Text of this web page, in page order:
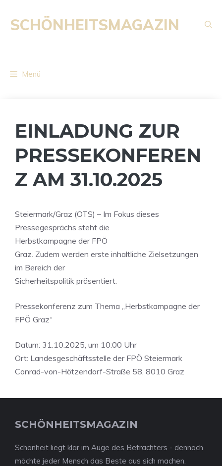
Inhalt
springen
SCHÖNHEITSMAGAZIN
Menü
EINLADUNG ZUR
PRESSEKONFEREN
Z AM 31.10.2025
Steiermark/Graz (OTS) – Im Fokus dieses
Pressegesprächs steht die
Herbstkampagne der FPÖ
Graz. Zudem werden erste inhaltliche Zielsetzungen
im Bereich der
Sicherheitspolitik präsentiert.
Pressekonferenz zum Thema „Herbstkampagne der
FPÖ Graz“
Datum: 31.10.2025, um 10:00 Uhr
Ort: Landesgeschäftsstelle der FPÖ Steiermark
Conrad-von-Hötzendorf-Straße 58, 8010 Graz
SCHÖNHEITSMAGAZIN
Schönheit liegt klar im Auge des Betrachters - dennoch
möchte jeder Mensch das Beste aus sich machen.